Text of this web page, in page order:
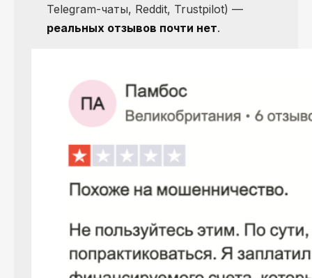
Telegram-чаты, Reddit, Trustpilot) —
реальных отзывов почти нет.